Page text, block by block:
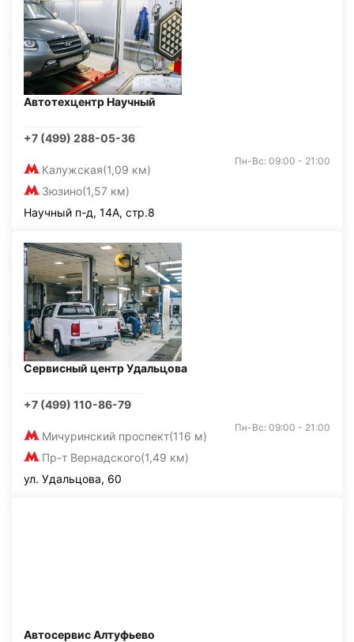
Автотехцентр Научный
+7 (499) 288-05-36
Калужская(1,09 км)
Зюзино(1,57 км)
Пн-Вс: 09:00 - 21:00
Научный п-д, 14А, стр.8
Сервисный центр Удальцова
+7 (499) 110-86-79
Мичуринский проспект(116 м)
Пр-т Вернадского(1,49 км)
Пн-Вс: 09:00 - 21:00
ул. Удальцова, 60
Автосервис Алтуфьево